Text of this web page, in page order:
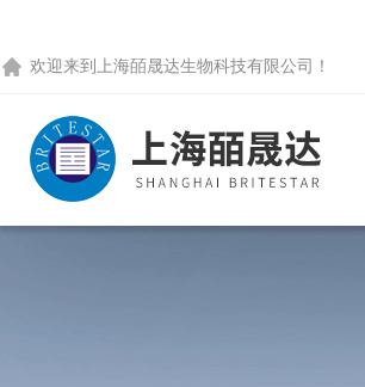
欢迎来到 上海皕晟达生物科技有限公司 ！